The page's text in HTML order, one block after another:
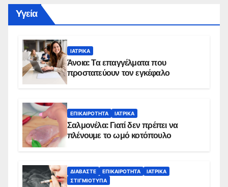
Yγεία
ΙΑΤΡΙΚΆ
Άνοια: Τα επαγγέλματα που
προστατεύουν τον εγκέφαλο
ΕΠΙΚΑΙΡΌΤΗΤΑ ΙΑΤΡΙΚΆ
Σαλμονέλα: Γιατί δεν πρέπει να
πλένουμε το ωμό κοτόπουλο
ΔΙΑΒΆΣΤΕ ΕΠΙΚΑΙΡΌΤΗΤΑ
ΙΑΤΡΙΚΆ
ΣΤΙΓΜΙΌΤΥΠΑ